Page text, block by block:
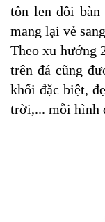
tôn len đôi bàn
mang lại vẻ
Theo xu hướng
trên đá cũng
khối đặc biệt,
trời,... mỗi hình